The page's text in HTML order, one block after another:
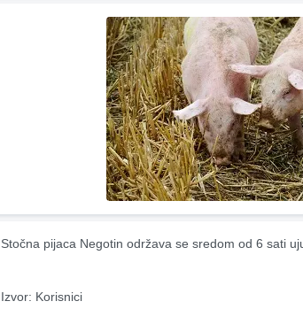
Stočna pijaca Negotin održava se sredom od 6 sati
Izvor: Korisnici